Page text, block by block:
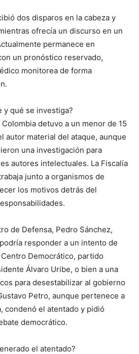
dos disparos en la cabeza y
ofrecía un discurso en un
permanece en
un pronóstico reservado,
monitorea de forma
y qué se investiga?
detuvo a un menor de 15
autor material del ataque, aunque
una investigación para
autores intelectuales. La Fiscalía
junto a organismos de
los motivos detrás del
de Defensa, Pedro Sánchez,
responder a un intento de
Democrático, partido
Álvaro Uribe, o bien a una
para desestabilizar al gobierno
Petro, aunque pertenece a
condenó el atentado y pidió
democrático.
el atentado?